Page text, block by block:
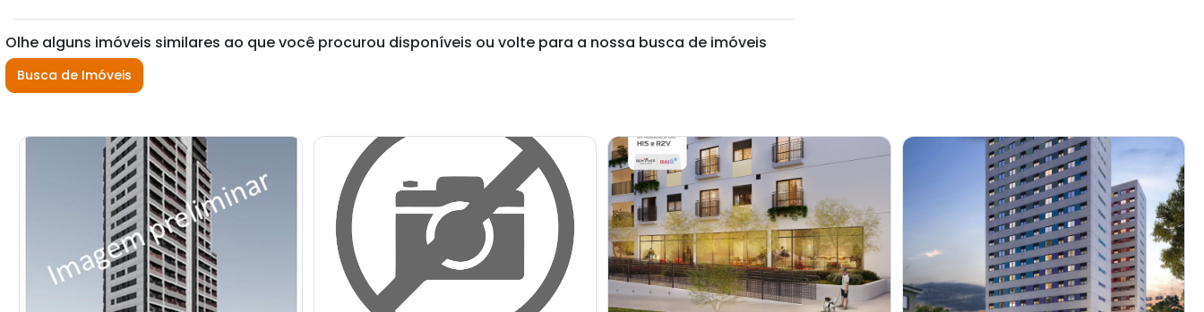
Olhe alguns imóveis similares ao que você procurou disponíveis ou volte para a nossa busca de imóveis
Busca de Imóveis